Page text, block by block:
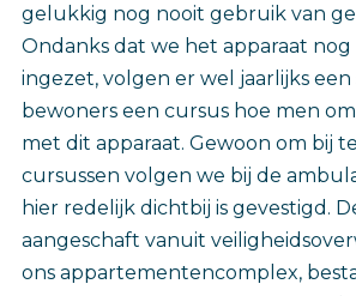
gelukkig nog nooit gebruik van
Ondanks dat we het apparaat
ingezet, volgen er wel jaarlijks
bewoners een cursus hoe men
met dit apparaat. Gewoon om bij
cursussen volgen we bij de
hier redelijk dichtbij is gevestigd.
aangeschaft vanuit
ons appartementencomplex,